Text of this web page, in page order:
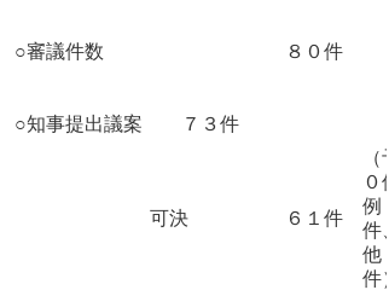
○審議件数 ８０件
○知事提出議案 ７３件
可決 ６１件
０
例
件
他
件